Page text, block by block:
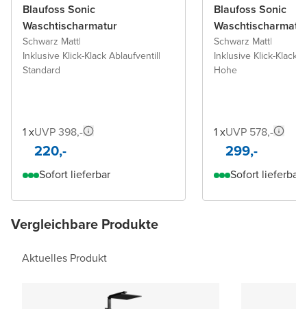
Blaufoss Sonic
Waschtischarmatur
Schwarz Matt|
Inklusive Klick-Klack Ablaufventil|
Standard
1 xUVP 398,-
220,-
Sofort lieferbar
Blaufoss Sonic
Schwarz Matt|
Inklusive Klick-Klack
Hohe
1 xUVP 578,-
299,-
Sofort lieferbar
Vergleichbare Produkte
Aktuelles Produkt